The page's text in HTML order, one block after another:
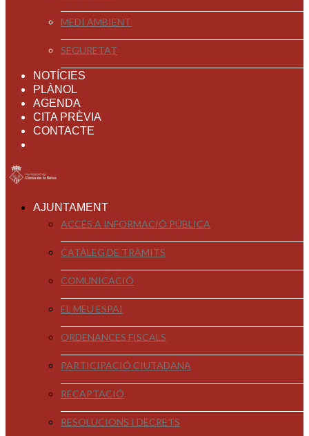
MEDI AMBIENT
SEGURETAT
NOTÍCIES
PLÀNOL
AGENDA
CITA PRÈVIA
CONTACTE
AJUNTAMENT
ACCÉS A INFORMACIÓ PÚBLICA
CATÀLEG DE TRÀMITS
COMUNICACIÓ
EL MEU ESPAI
ORDENANCES FISCALS
PARTICIPACIÓ CIUTADANA
RECAPTACIÓ
RESOLUCIONS I DECRETS